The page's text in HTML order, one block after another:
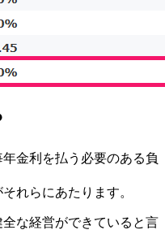
金利を払う必要のある負
それらにあたります。
な経営ができていると言